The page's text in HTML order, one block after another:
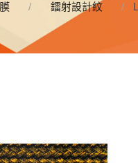
鐳射設計紋